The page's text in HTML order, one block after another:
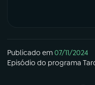
Publicado em07/11/2024
Episódio do programa